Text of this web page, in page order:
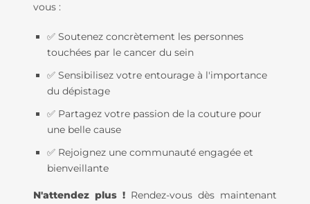
vous :
✅ Soutenez concrètement les personnes
touchées par le cancer du sein
✅ Sensibilisez votre entourage à l'importance
du dépistage
✅ Partagez votre passion de la couture pour
une belle cause
✅ Rejoignez une communauté engagée et
bienveillante
N'attendez plus ! Rendez-vous dès maintenant